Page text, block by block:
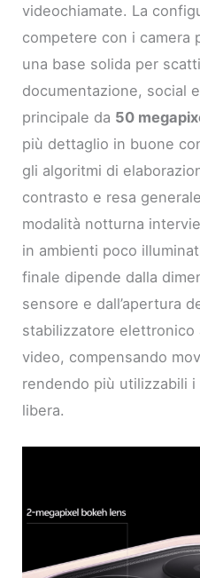
videochiamate. La
competere con i camera
una base solida per
documentazione, social
principale da 50
più dettaglio in buone
gli algoritmi di
contrasto e resa
modalità notturna
in ambienti poco
finale dipende dalla
sensore e dall’apertura
stabilizzatore elettronico
video, compensando
rendendo più utilizzabili
libera.